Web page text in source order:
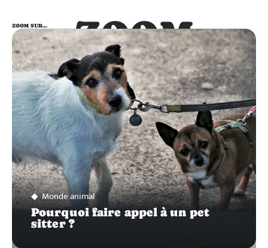
ZOOM
SUR…
ZOOM SUR…
Monde animal
Pourquoi faire appel à un pet
sitter ?